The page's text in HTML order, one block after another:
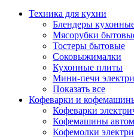
Техника для кухни
Блендеры
Мясорубки
Тостеры бытовые
Соковыжималки
Кухонные плиты
Мини-печи
Показать все
Кофеварки и
Кофеварки
Кофемашины
Кофемолки